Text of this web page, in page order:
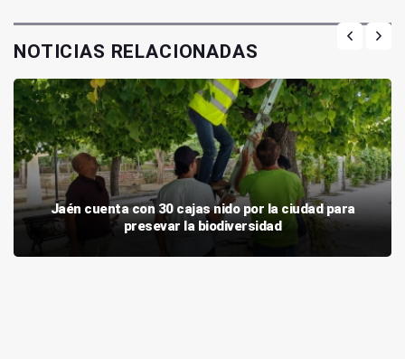
NOTICIAS RELACIONADAS
Jaén cuenta con 30 cajas nido por la ciudad para
presevar la biodiversidad